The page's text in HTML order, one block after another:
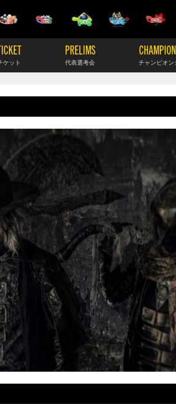
ケット
PRELIMS
代表選考会 チャンピオン